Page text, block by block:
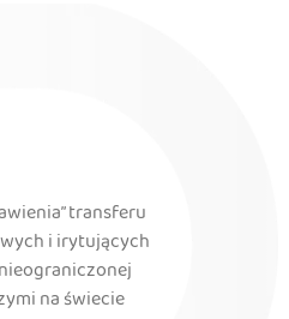
transferu
i irytujących
na świecie